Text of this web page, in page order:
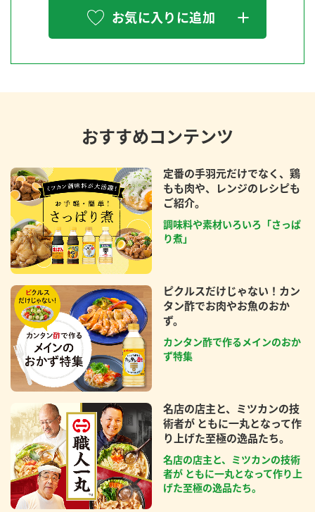
お気に入りに追加
おすすめコンテンツ
定番の手羽元だけでなく、鶏
もも肉や、レンジのレシピも
ご紹介。
調味料や素材いろいろ「さっぱ
り煮」
ピクルスだけじゃない！カン
タン酢でお肉やお魚のおか
ず。
カンタン酢で作るメインのおか
ず特集
名店の店主と、ミツカンの技
術者が ともに一丸となって作
り上げた至極の逸品たち。
名店の店主と、ミツカンの技術
者が ともに一丸となって作り上
げた至極の逸品たち。